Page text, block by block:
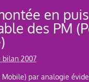
en
des PM
bilan 2007
Mobile) par analogie